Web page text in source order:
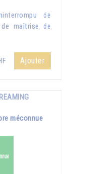
de
maîtrise de
Ajouter
méconnue